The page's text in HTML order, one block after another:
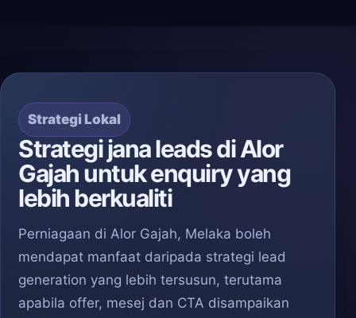
Strategi Lokal
Strategi jana leads di Alor
Gajah untuk enquiry yang
lebih berkualiti
Perniagaan di Alor Gajah, Melaka boleh
mendapat manfaat daripada strategi lead
generation yang lebih tersusun, terutama
apabila offer, mesej dan CTA disampaikan